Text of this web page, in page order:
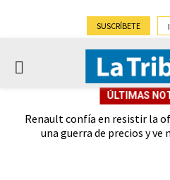
SUSCRÍBETE
PRIMARY
ÚLTIMAS
Renault confía en resistir la
una guerra de precios y ve